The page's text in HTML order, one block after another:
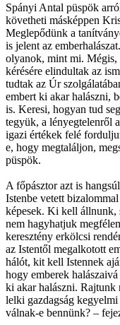
Spányi Antal püspök
követheti másképpen
Meglepődünk a
is jelent az
olyanok, mint mi. Mégis,
kérésére elindultak az
tudtak az Úr
embert ki akar halászni,
is. Keresi, hogyan tud
tegyük, a lényegtelenről
igazi értékek felé
e, hogy megtaláljon,
püspök.
A főpásztor azt is
Istenbe vetett
képesek. Ki kell állnunk,
nem hagyhatjuk
keresztény erkölcsi
az Istentől megalkotott
hálót, kit kell Istennek
hogy emberek
ki akar halászni. Rajtunk
lelki gazdagság
válnak-e bennünk? –